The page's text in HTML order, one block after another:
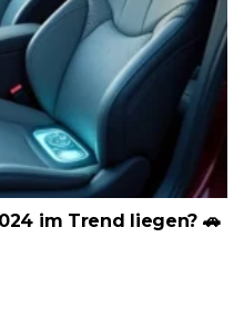
im Trend liegen? 🚗